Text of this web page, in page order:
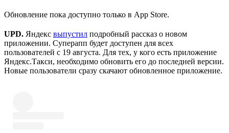
Обновление пока доступно только в App Store.
UPD. Яндекс выпустил подробный рассказ о новом
приложении. Суперапп будет доступен для всех
пользователей с 19 августа. Для тех, у кого есть приложение
Яндекс.Такси, необходимо обновить его до последней версии.
Новые пользователи сразу скачают обновленное приложение.